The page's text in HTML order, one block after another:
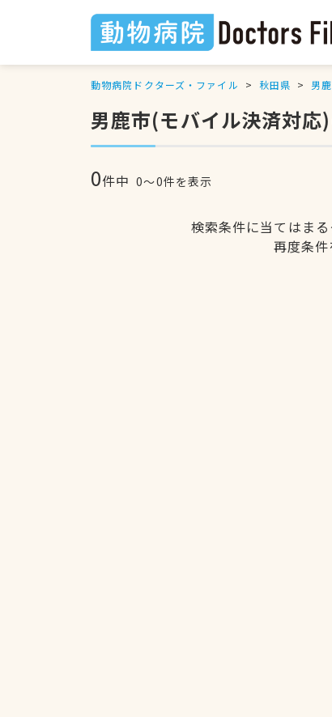
動物病院ドクターズ・ファイル 秋田県 男
男鹿市(モバイル決済対
0件中 0〜0件を表示
検索条件に当てはま
再度条件